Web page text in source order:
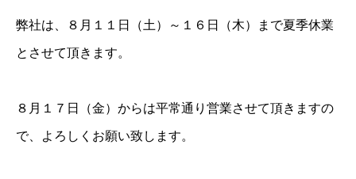
弊社は、８月１１日（土）～１６日（木）まで夏季休業
とさせて頂きます。
８月１７日（金）からは平常通り営業させて頂きますの
で、よろしくお願い致します。